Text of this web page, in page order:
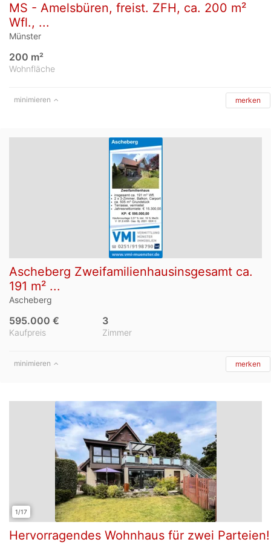
MS - Amelsbüren, freist. ZFH, ca. 200 m²
Wfl., ...
Münster
Wohnfläche
200 m²
minimieren merken
Ascheberg Zweifamilienhausinsgesamt ca.
191 m² ...
Ascheberg
Kaufpreis
595.000 €
Zimmer
3
minimieren merken
1/17
Hervorragendes Wohnhaus für zwei Parteien!